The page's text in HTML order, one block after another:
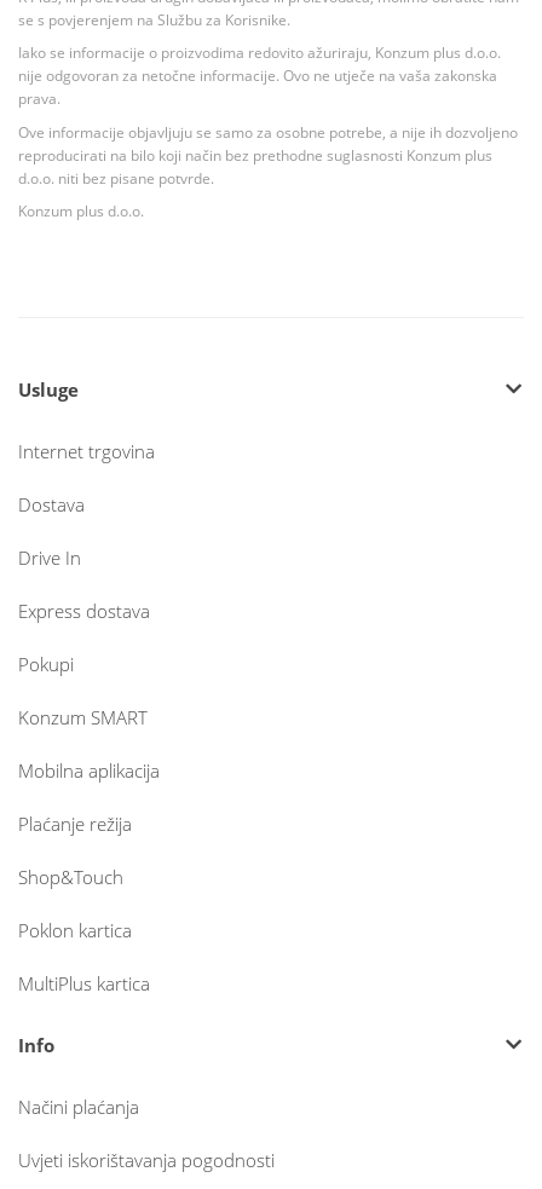
se s povjerenjem na Službu za Korisnike.
Iako se informacije o proizvodima redovito ažuriraju, Konzum plus d.o.o.
nije odgovoran za netočne informacije. Ovo ne utječe na vaša zakonska
prava.
Ove informacije objavljuju se samo za osobne potrebe, a nije ih dozvoljeno
reproducirati na bilo koji način bez prethodne suglasnosti Konzum plus
d.o.o. niti bez pisane potvrde.
Konzum plus d.o.o.
Usluge
Internet trgovina
Dostava
Drive In
Express dostava
Pokupi
Konzum SMART
Mobilna aplikacija
Plaćanje režija
Shop&Touch
Poklon kartica
MultiPlus kartica
Info
Načini plaćanja
Uvjeti iskorištavanja pogodnosti